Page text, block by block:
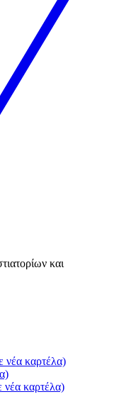
και
νέα καρτέλα)
νέα καρτέλα)